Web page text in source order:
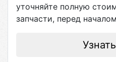
уточняйте полную
запчасти, перед